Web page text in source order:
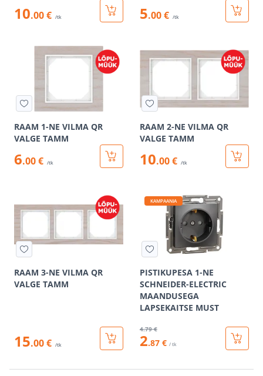
10.00 € /tk 5.00 € /tk
RAAM 1-NE VILMA QR
VALGE TAMM
6.00 € /tk
RAAM 2-NE VILMA QR
VALGE TAMM
10.00 € /tk
RAAM 3-NE VILMA QR
VALGE TAMM
15.00 € /tk
KAMPAANIA
PISTIKUPESA 1-NE
SCHNEIDER-ELECTRIC
MAANDUSEGA
LAPSEKAITSE MUST
4.79 €
2.87 € / tk